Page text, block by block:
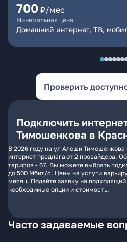
700 ₽/мес
Минимальная цена
Домашний интернет, ТВ,
Проверить
Подключить
Тимошенкова в
В 2026 году на ул Алеши
интернет предлагают 2 провайдера.
тарифов - 67. Вы можете выбрать
до 500 Мбит/с. Цены на услуги
месяц. Подайте заявку на
необходимые опции и стоимость.
Часто задаваемые